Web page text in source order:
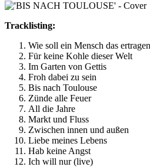
Tracklisting:
Wie soll ein Mensch das ertragen
Für keine Kohle dieser Welt
Im Garten von Gettis
Froh dabei zu sein
Bis nach Toulouse
Zünde alle Feuer
All die Jahre
Markt und Fluss
Zwischen innen und außen
Liebe meines Lebens
Hab keine Angst
Ich will nur (live)